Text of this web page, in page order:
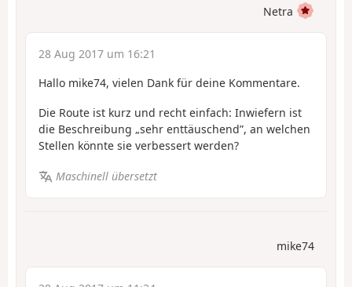
Netra
28 Aug 2017 um 16:21
Hallo mike74, vielen Dank für deine Kommentare.
Die Route ist kurz und recht einfach: Inwiefern ist
die Beschreibung „sehr enttäuschend”, an welchen
Stellen könnte sie verbessert werden?
Maschinell übersetzt
mike74